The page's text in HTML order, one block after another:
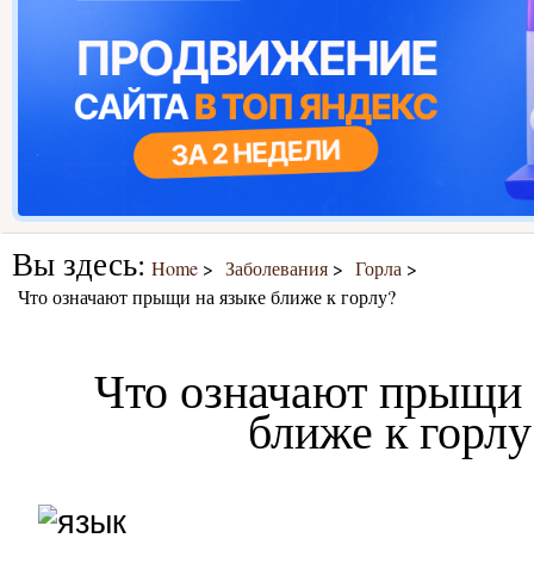
Вы здесь: Home Заболевания
Горла
Что означают прыщи на языке ближе к горлу?
Что означают прыщи
ближе к